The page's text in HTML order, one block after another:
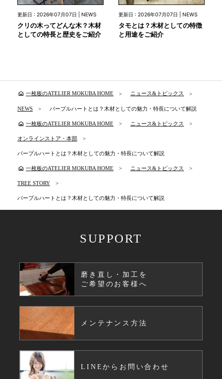
更新日 : 2026年07月07日 | NEWS
クリの木ってどんな木？木材
としての特長と歴史をご紹介
更新日 : 2026年07月07日 | NEWS
タモとは？木材としての特徴
と用途をご紹介
home 一枚板のATELIER MOKUBA HOME ニュース&トピックス
NEWS パープルハートとは？木材としての魅力・特長について解説
home 一枚板のATELIER MOKUBA HOME ニュース&トピックス
オンラインストア・本部
パープルハートとは？木材としての魅力・特長について解説
home 一枚板のATELIER MOKUBA HOME ニュース&トピックス
TREE STORY
パープルハートとは？木材としての魅力・特長について解説
SUPPORT
磨き直し・加工を
ご希望のお客様へ
メンテナンス方法
LINEからお問い合わせ